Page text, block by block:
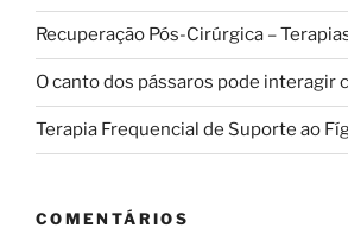
Recuperação Pós-Cirúrgica –
O canto dos pássaros pode interagir
Terapia Frequencial de Suporte ao
COMENTÁRIOS